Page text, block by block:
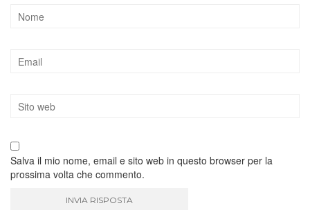
Salva il mio nome, email e sito web in questo browser per la
prossima volta che commento.